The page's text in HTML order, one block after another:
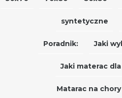
syntetyczne
Poradnik: Jaki
Jaki materac
Matarac na